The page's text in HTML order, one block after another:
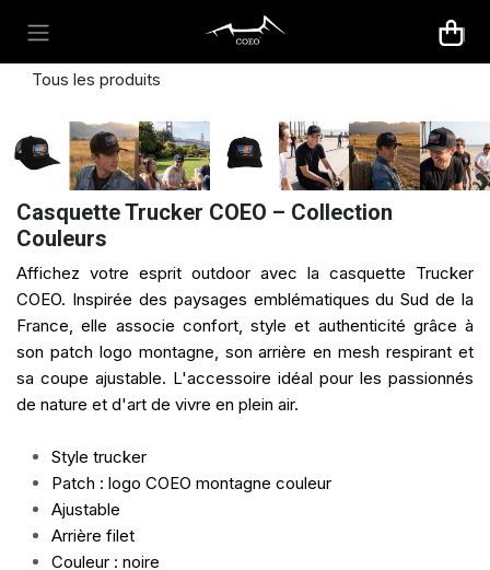
Tous les produits
Casquette Trucker COEO – Collection
Couleurs
Affichez votre esprit outdoor avec la casquette Trucker
COEO. Inspirée des paysages emblématiques du Sud de la
France, elle associe confort, style et authenticité grâce à
son patch logo montagne, son arrière en mesh respirant et
sa coupe ajustable. L'accessoire idéal pour les passionnés
de nature et d'art de vivre en plein air.
Style trucker
Patch : logo COEO montagne couleur
Ajustable
Arrière filet
Couleur : noire